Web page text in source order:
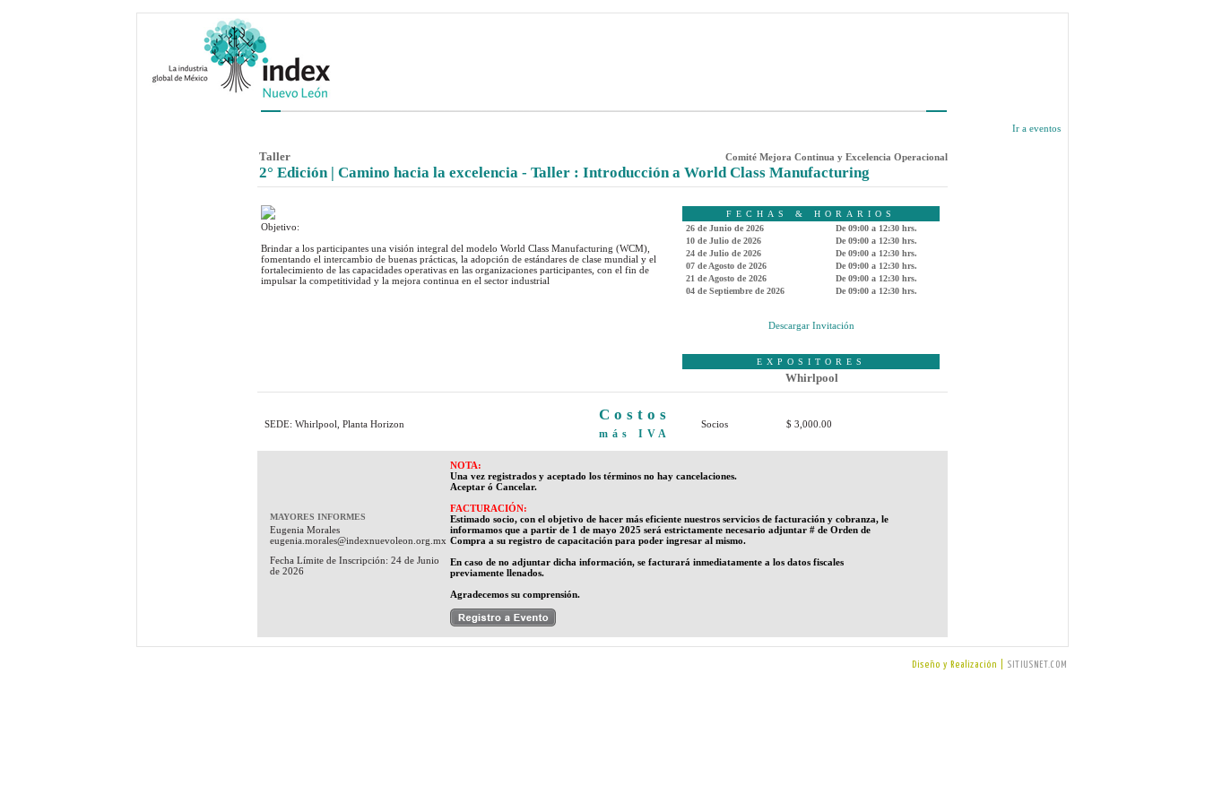
Ir a eventos
Taller Comité Mejora Continua y Excelencia Operacional
2° Edición | Camino hacia la excelencia - Taller : Introducción a World Class Manufacturing
Objetivo:
Brindar a los participantes una visión integral del modelo World Class Manufacturing (WCM),
fomentando el intercambio de buenas prácticas, la adopción de estándares de clase mundial y el
fortalecimiento de las capacidades operativas en las organizaciones participantes, con el fin de
impulsar la competitividad y la mejora continua en el sector industrial
FECHAS & HORARIOS
26 de Junio de 2026
De 09:00 a 12:30 hrs.
10 de Julio de 2026
De 09:00 a 12:30 hrs.
24 de Julio de 2026
De 09:00 a 12:30 hrs.
07 de Agosto de 2026
De 09:00 a 12:30 hrs.
21 de Agosto de 2026
De 09:00 a 12:30 hrs.
04 de Septiembre de 2026
De 09:00 a 12:30 hrs.
Descargar Invitación
EXPOSITORES
Whirlpool
SEDE: Whirlpool, Planta Horizon
Costos
más IVA
Socios $ 3,000.00
MAYORES INFORMES
Eugenia Morales
eugenia.morales@indexnuevoleon.org.mx
Fecha Límite de Inscripción: 24 de Junio
de 2026
NOTA:
Una vez registrados y aceptado los términos no hay cancelaciones.
Aceptar ó Cancelar.
FACTURACIÓN:
Estimado socio, con el objetivo de hacer más eficiente nuestros servicios de facturación y cobranza, le
informamos que a partir de 1 de mayo 2025 será estrictamente necesario adjuntar # de Orden de
Compra a su registro de capacitación para poder ingresar al mismo.
En caso de no adjuntar dicha información, se facturará inmediatamente a los datos fiscales
previamente llenados.
Agradecemos su comprensión.
Diseño y Realización | SITIUSNET.COM